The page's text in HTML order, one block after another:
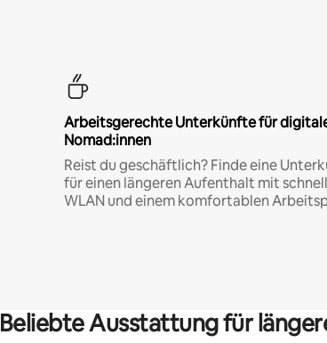
Arbeitsgerechte Unterkünfte für
Nomad:innen
Reist du geschäftlich? Finde eine
für einen längeren Aufenthalt mit
WLAN und einem komfortablen
Beliebte Ausstattung für